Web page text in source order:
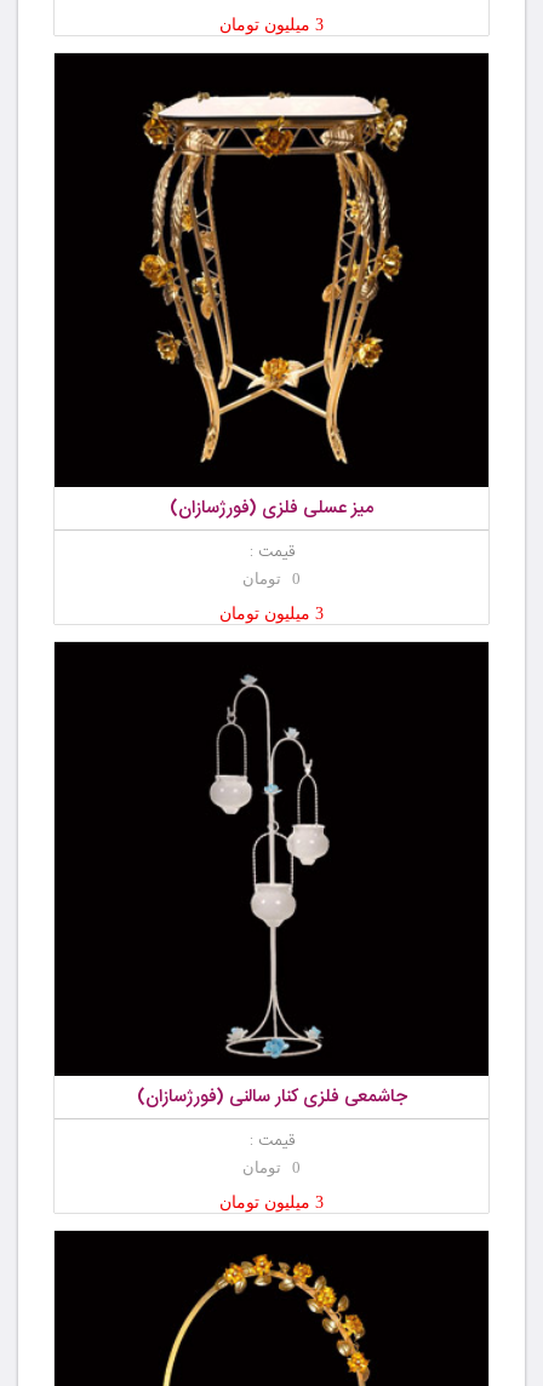
3 میلیون تومان
میز عسلی فلزی (فورژسازان)
قیمت :
0 تومان
3 میلیون تومان
جاشمعی فلزی کنار سالنی (فورژسازان)
قیمت :
0 تومان
3 میلیون تومان